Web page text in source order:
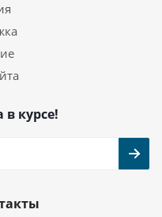
в курсе!